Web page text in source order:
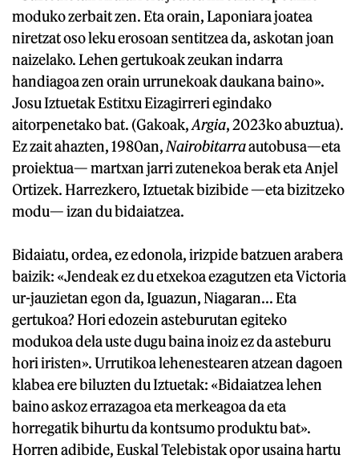
moduko zerbait zen. Eta orain, Laponiara joatea
niretzat oso leku erosoan sentitzea da, askotan joan
naizelako. Lehen gertukoak zeukan indarra
handiagoa zen orain urrunekoak daukana baino».
Josu Iztuetak Estitxu Eizagirreri egindako
aitorpenetako bat. (Gakoak,Argia, 2023ko abuztua).
Ez zait ahazten, 1980an, Nairobitarraautobusa—eta
proiektua— martxan jarri zutenekoa berak eta Anjel
Ortizek. Harrezkero, Iztuetak bizibide —eta bizitzeko
modu— izan du bidaiatzea.
Bidaiatu, ordea, ez edonola, irizpide batzuen arabera
baizik: «Jendeak ez du etxekoa ezagutzen eta Victoria
ur-jauzietan egon da, Iguazun, Niagaran... Eta
gertukoa? Hori edozein asteburutan egiteko
modukoa dela uste dugu baina inoiz ez da asteburu
hori iristen». Urrutikoa lehenestearen atzean dagoen
klabea ere biluzten du Iztuetak: «Bidaiatzea lehen
baino askoz errazagoa eta merkeagoa da eta
horregatik bihurtu da kontsumo produktu bat».
Horren adibide, Euskal Telebistak opor usaina hartu